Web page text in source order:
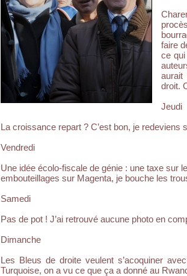
faire
ce qui
aurait
droit.
Jeudi
La croissance repart ? C’est bon, je redeviens
Vendredi
Une idée écolo-fiscale de génie : une taxe sur
embouteillages sur Magenta, je bouche les
Samedi
Pas de pot ! J’ai retrouvé aucune photo en
Dimanche
Les Bleus de droite veulent s’acoquiner
Turquoise, on a vu ce que ça a donné au